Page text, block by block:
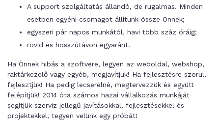
A support szolgáltatás állandó, de rugalmas. Minden
esetben egyéni csomagot állítunk össze Önnek;
egyszeri pár napos munkától, havi több száz óráig;
rövid és hosszútávon egyaránt.
Ha Önnek hibás a szoftvere, legyen az weboldal, webshop,
raktárkezelő vagy egyéb, megjavítjuk! Ha fejlesztésre szorul,
fejlesztjük! Ha pedig lecserélné, megtervezzük és együtt
felépítjük! 2014 óta számos hazai vállalkozás munkáját
segítjük szerviz jellegű javításokkal, fejlesztésekkel és
projektekkel, tegyen velünk egy próbát!